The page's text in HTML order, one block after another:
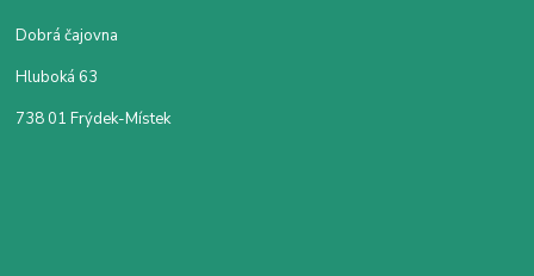
Dobrá čajovna
Hluboká 63
738 01 Frýdek-Místek